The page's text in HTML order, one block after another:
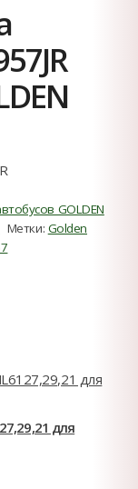
GOLDEN
Метки: Golden
для